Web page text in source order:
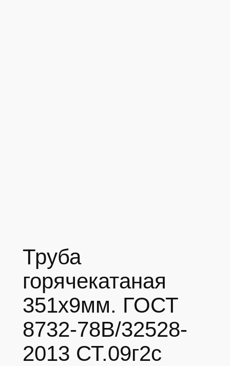
Труба
горячекатаная
351х9мм. ГОСТ
8732-78В/32528-
2013 СТ.09г2с